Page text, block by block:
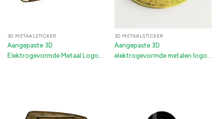
3D METAALSTICKER
Aangepaste 3D
Elektrogevormde Metaal Logo
3D METAALSTICKER
Aangepaste 3D
elektrogevormde metalen logo